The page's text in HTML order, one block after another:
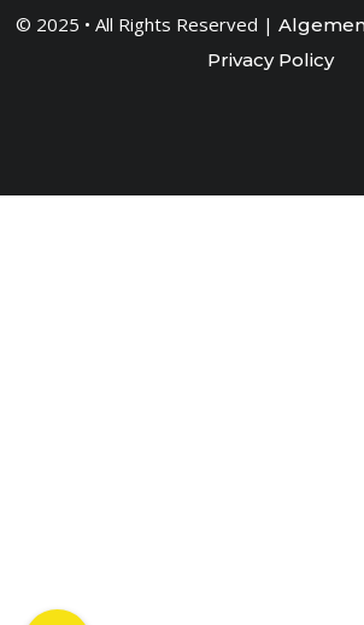
© 2025 • All Rights Reserved |
Privacy Policy